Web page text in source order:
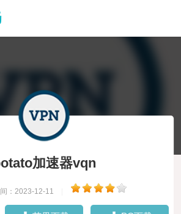
加速器vqn
：2023-12-11